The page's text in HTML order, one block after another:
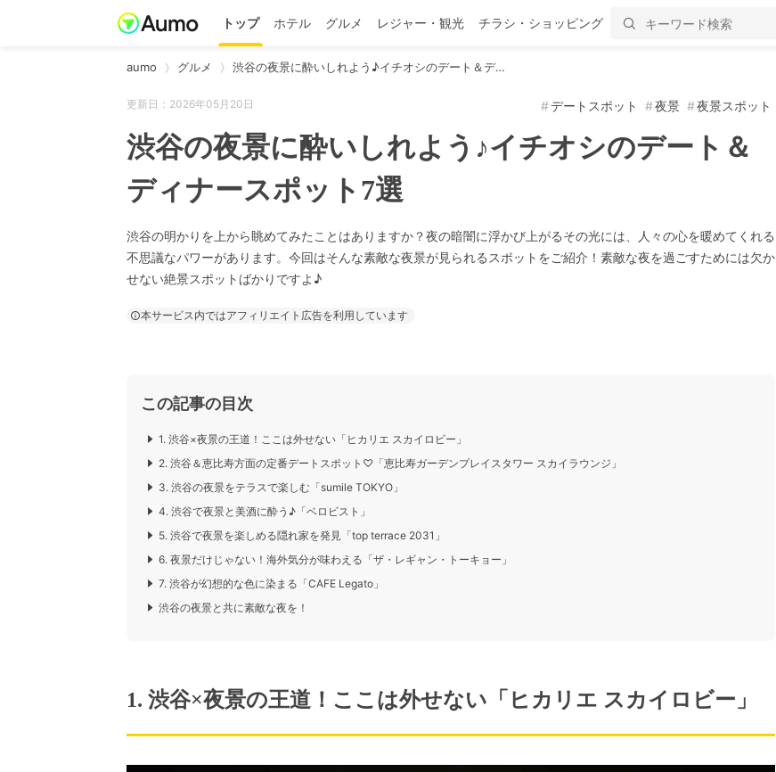
トップ ホテル グルメ レジャー・観光 チラシ・ショッピング
aumo グルメ 渋谷の夜景に酔いしれよう♪イチオシのデート＆デ…
更新日：2026年05月20日 デートスポット 夜景 夜景スポット
渋谷の夜景に酔いしれよう♪イチオシのデート＆
ディナースポット7選
渋谷の明かりを上から眺めてみたことはありますか？夜の暗闇に浮かび上がるその光には、人々の心を暖めてくれる
不思議なパワーがあります。今回はそんな素敵な夜景が見られるスポットをご紹介！素敵な夜を過ごすためには欠か
せない絶景スポットばかりですよ♪
本サービス内ではアフィリエイト広告を利用しています
この記事の目次
1. 渋谷×夜景の王道！ここは外せない「ヒカリエ スカイロビー」
2. 渋谷＆恵比寿方面の定番デートスポット♡「恵比寿ガーデンプレイスタワー スカイラウンジ」
3. 渋谷の夜景をテラスで楽しむ「sumile TOKYO」
4. 渋谷で夜景と美酒に酔う♪「ベロビスト」
5. 渋谷で夜景を楽しめる隠れ家を発見「top terrace 2031」
6. 夜景だけじゃない！海外気分が味わえる「ザ・レギャン・トーキョー」
7. 渋谷が幻想的な色に染まる「CAFE Legato」
渋谷の夜景と共に素敵な夜を！
1. 渋谷×夜景の王道！ここは外せない「ヒカリエ スカイロビー」